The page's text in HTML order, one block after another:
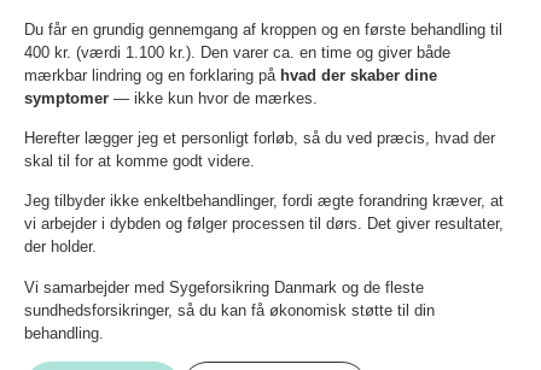
Du får en grundig gennemgang af kroppen og en første behandling til
400 kr. (værdi 1.100 kr.). Den varer ca. en time og giver både
mærkbar lindring og en forklaring på hvad der skaber dine
symptomer — ikke kun hvor de mærkes.
Herefter lægger jeg et personligt forløb, så du ved præcis, hvad der
skal til for at komme godt videre.
Jeg tilbyder ikke enkeltbehandlinger, fordi ægte forandring kræver, at
vi arbejder i dybden og følger processen til dørs. Det giver resultater,
der holder.
Vi samarbejder med Sygeforsikring Danmark og de fleste
sundhedsforsikringer, så du kan få økonomisk støtte til din
behandling.